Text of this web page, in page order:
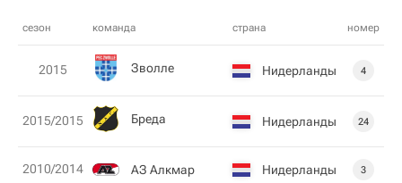
сезон команда страна номер
2015 Зволле Нидерланды 4
2015/2015 Бреда Нидерланды 24
2010/2014 АЗ Алкмар Нидерланды 3